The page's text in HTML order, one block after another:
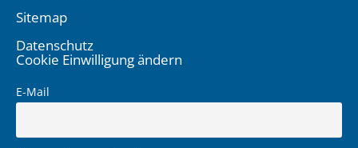
Sitemap
Datenschutz
Cookie Einwilligung ändern
E-Mail